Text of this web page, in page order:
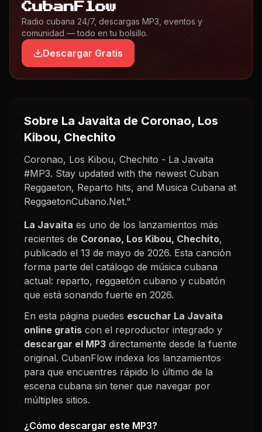
CubanFlow
Radio cubana 24/7, descargas MP3, eventos y
comunidad — todo en tu bolsillo.
Descargar Gratis
Sobre La Javaita de Coronao, Los
Kibou, Chechito
Coronao, Los Kibou, Chechito - La Javaita
#MP3. Stay updated with the newest Cuban
Reggaeton, Reparto hits, and Musica Cubana at
ReggaetonCubano.Net."
La Javaita es uno de los lanzamientos más
recientes de Coronao, Los Kibou, Chechito,
publicado el 13 de mayo de 2026. Esta canción
forma parte del catálogo de música cubana
actual: reparto, reggaetón cubano y cubatón
que está sonando fuerte en 2026.
En esta página puedes escuchar La Javaita
online gratis con el reproductor integrado y
descargar el MP3 directamente desde la fuente
original. CubanFlow indexa los lanzamientos
para que encuentres rápido lo último de la
escena cubana sin tener que navegar por
múltiples sitios.
¿Cómo descargar este MP3?